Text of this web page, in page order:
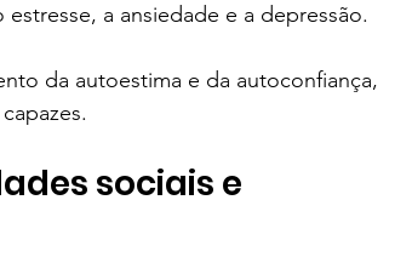
a ansiedade e a depressão.
da autoestima e da autoconfiança,
sociais e